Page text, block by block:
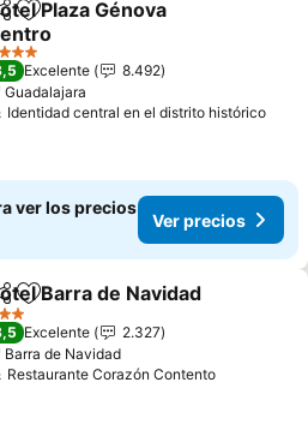
Añadir a favoritos
Plaza Génova
Excelente
8.492
Guadalajara
Identidad central en el distrito histórico
ver los precios
Ver precios
Añadir a favoritos
Barra de Navidad
Excelente
2.327
Barra de Navidad
Restaurante Corazón Contento